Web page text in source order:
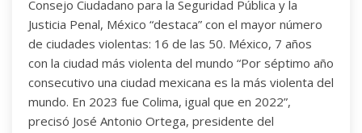
Consejo Ciudadano para la Seguridad Pública y la
Justicia Penal, México “destaca” con el mayor número
de ciudades violentas: 16 de las 50. México, 7 años
con la ciudad más violenta del mundo “Por séptimo año
consecutivo una ciudad mexicana es la más violenta del
mundo. En 2023 fue Colima, igual que en 2022”,
precisó José Antonio Ortega, presidente del